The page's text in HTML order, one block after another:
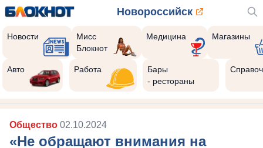
Новороссийск
Новости
Мисс
Блокнот
Медицина Магазины
Авто Работа
Бары
- рестораны
Общество 02.10.2024
«Не обращают внимания на